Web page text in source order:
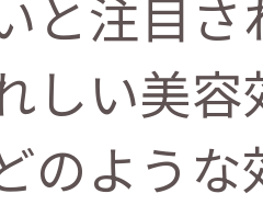
注目さ
しい美
のよう